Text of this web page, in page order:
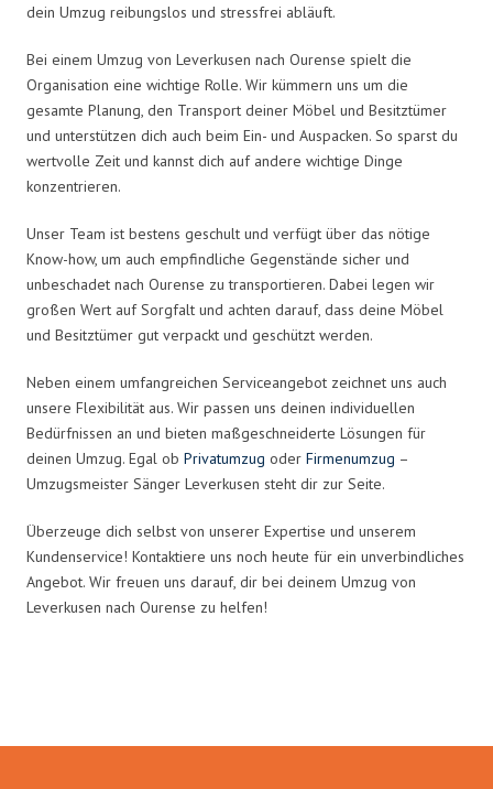
dein Umzug reibungslos und stressfrei abläuft.
Bei einem Umzug von Leverkusen nach Ourense spielt die
Organisation eine wichtige Rolle. Wir kümmern uns um die
gesamte Planung, den Transport deiner Möbel und Besitztümer
und unterstützen dich auch beim Ein- und Auspacken. So sparst du
wertvolle Zeit und kannst dich auf andere wichtige Dinge
konzentrieren.
Unser Team ist bestens geschult und verfügt über das nötige
Know-how, um auch empfindliche Gegenstände sicher und
unbeschadet nach Ourense zu transportieren. Dabei legen wir
großen Wert auf Sorgfalt und achten darauf, dass deine Möbel
und Besitztümer gut verpackt und geschützt werden.
Neben einem umfangreichen Serviceangebot zeichnet uns auch
unsere Flexibilität aus. Wir passen uns deinen individuellen
Bedürfnissen an und bieten maßgeschneiderte Lösungen für
deinen Umzug. Egal ob Privatumzug oder Firmenumzug –
Umzugsmeister Sänger Leverkusen steht dir zur Seite.
Überzeuge dich selbst von unserer Expertise und unserem
Kundenservice! Kontaktiere uns noch heute für ein unverbindliches
Angebot. Wir freuen uns darauf, dir bei deinem Umzug von
Leverkusen nach Ourense zu helfen!